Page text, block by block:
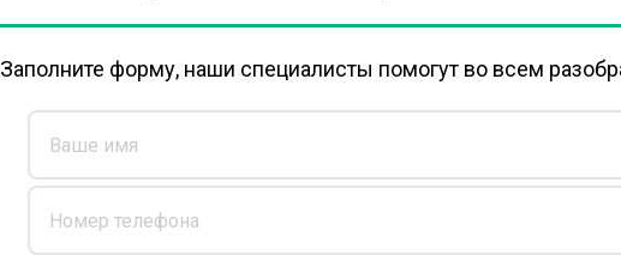
Заполните форму, наши специалисты помогут во всем